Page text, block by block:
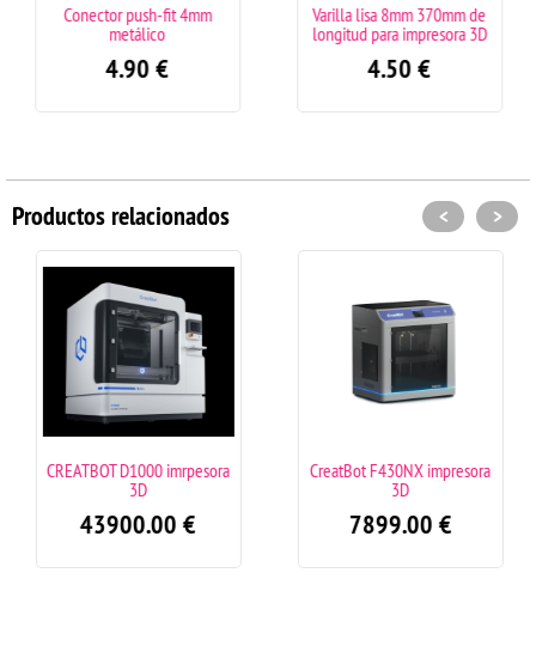
Conector push-fit 4mm
metálico
4.90€
Varilla lisa 8mm 370mm de
longitud para impresora 3D
4.50€
Productos relacionados
CREATBOT D1000 imrpesora
3D
43900.00€
CreatBot F430NX impresora
3D
7899.00€
< >